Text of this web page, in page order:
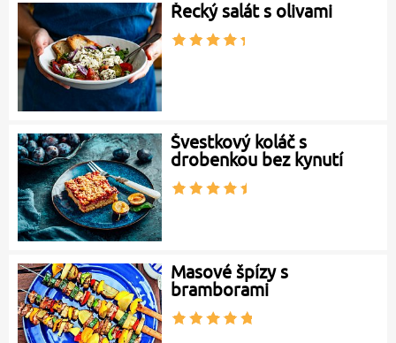
Řecký salát s olivami
Švestkový koláč s
drobenkou bez kynutí
Masové špízy s
bramborami